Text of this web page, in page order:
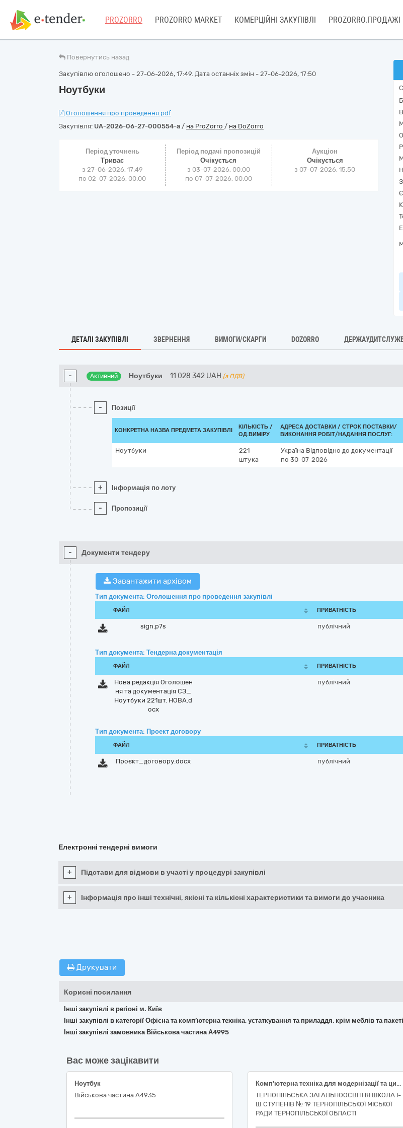
PROZORRO PROZORRO MARKET КОМЕРЦІЙНІ ЗАКУПІВЛІ PROZORRO.ПРОДАЖІ
Повернутись назад
Закупівлю оголошено - 27-06-2026, 17:49. Дата останніх змін - 27-06-2026, 17:50
Ноутбуки
Оголошення про проведення.pdf
Закупівля: UA-2026-06-27-000554-a / на ProZorro / на DoZorro
Період уточнень
Триває
з 27-06-2026, 17:49
по 02-07-2026, 00:00
Період подачі пропозицій
Очікується
з 03-07-2026, 00:00
по 07-07-2026, 00:00
Аукціон
Очікується
з 07-07-2026, 15:50
ДЕТАЛІ ЗАКУПІВЛІ ЗВЕРНЕННЯ ВИМОГИ/СКАРГИ DOZORRO
- Активний Ноутбуки 11 028 342 UAH (з ПДВ)
- Позиції
КОНКРЕТНА НАЗВА ПРЕДМЕТА ЗАКУПІВЛІ
КІЛЬКІСТЬ /
ОД.ВИМІРУ
АДРЕСА ДОСТАВКИ / СТРОК ПОСТАВКИ/
ВИКОНАННЯ РОБІТ/НАДАННЯ ПОСЛУГ:
Ноутбуки
221
штука
Україна Відповідно до документації
по 30-07-2026
+ Інформація по лоту
- Пропозиції
- Документи тендеру
Завантажити архівом
Тип документа: Оголошення про проведення закупівлі
ФАЙЛ ПРИВАТНІСТЬ
sign.p7s публічний
Тип документа: Тендерна документація
ФАЙЛ ПРИВАТНІСТЬ
Нова редакція Оголошен
ня та документація СЗ_
Ноутбуки 221шт. НОВА.d
ocx
публічний
Тип документа: Проект договору
ФАЙЛ ПРИВАТНІСТЬ
Проєкт_договору.docx публічний
Електронні тендерні вимоги
+ Підстави для відмови в участі у процедурі закупівлі
+ Інформація про інші технічні, якісні та кількісні характеристики та вимоги до учасника
Друкувати
Корисні посилання
Інші закупівлі в регіоні м. Київ
Інші закупівлі в категорії Офісна та комп’ютерна техніка, устаткування та приладдя, крім меблів та
Інші закупівлі замовника Військова частина А4995
Вас може зацікавити
Ноутбук
Військова частина А4935
Комп'ютерна техніка для модернізації та цифрової трансформації навчальних кабінетів (ноутбуки з маніпулятором типу «миша»)
ТЕРНОПІЛЬСЬКА ЗАГАЛЬНООСВІТНЯ ШКОЛА І-
Ш СТУПЕНІВ № 19 ТЕРНОПІЛЬСЬКОЇ МІСЬКОЇ
РАДИ ТЕРНОПІЛЬСЬКОЇ ОБЛАСТІ